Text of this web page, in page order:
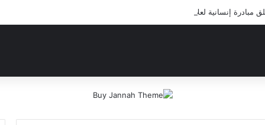
إنسانية لعلاج أيتام مدرسة كافل اليتيم